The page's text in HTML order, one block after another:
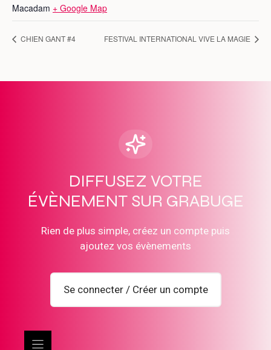
Macadam + Google Map
CHIEN GANT #4 FESTIVAL INTERNATIONAL VIVE LA MAGIE
DIFFUSEZ VOTRE
ÉVÈNEMENT SUR GRABUGE
Rien de plus simple, créez un compte puis
ajoutez vos évènements
Se connecter / Créer un compte